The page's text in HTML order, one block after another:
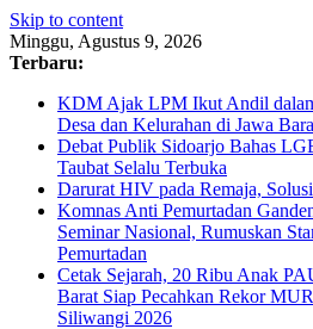
Skip to content
Minggu, Agustus 9, 2026
Terbaru:
KDM Ajak LPM Ikut Andil dalam
Desa dan Kelurahan di Jawa
Debat Publik Sidoarjo Bahas
Taubat Selalu Terbuka
Darurat HIV pada Remaja,
Komnas Anti Pemurtadan
Seminar Nasional, Rumuskan
Pemurtadan
Cetak Sejarah, 20 Ribu Anak
Barat Siap Pecahkan Rekor
Siliwangi 2026